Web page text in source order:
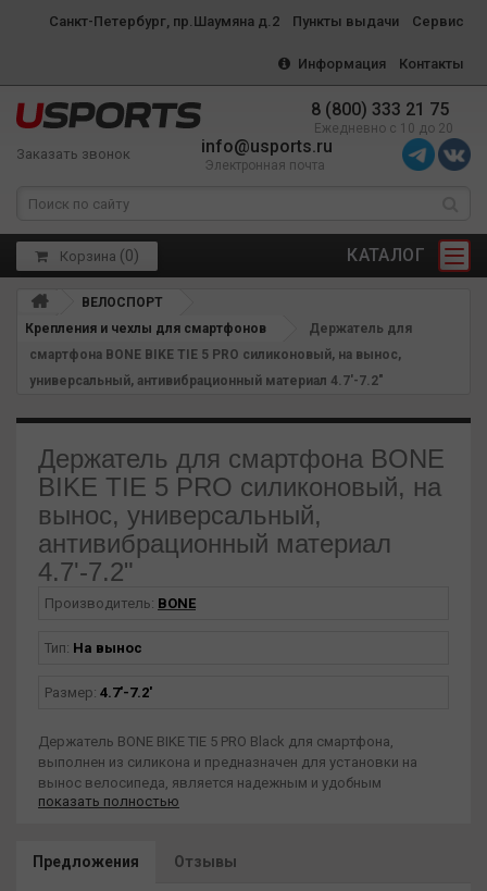
Санкт-Петербург, пр.Шаумяна д.2 Пункты выдачи Сервис
Информация Контакты
8 (800) 333 21 75
Ежедневно с 10 до 20
Заказать звонок info@usports.ru
Электронная почта
КАТАЛОГ
Корзина (0)
ВЕЛОСПОРТ
Крепления и чехлы для смартфонов
Держатель для
смартфона BONE BIKE TIE 5 PRO силиконовый, на вынос,
универсальный, антивибрационный материал 4.7'-7.2"
Держатель для смартфона BONE
BIKE TIE 5 PRO силиконовый, на
вынос, универсальный,
антивибрационный материал
4.7'-7.2"
Производитель: BONE
Тип: На вынос
Размер: 4.7'-7.2'
Держатель BONE BIKE TIE 5 PRO Black для смартфона,
выполнен из силикона и предназначен для установки на
вынос велосипеда, является надежным и удобным
решением для фиксации устройства. Этот универсальный
выносе.
показать полностью
Предложения Отзывы